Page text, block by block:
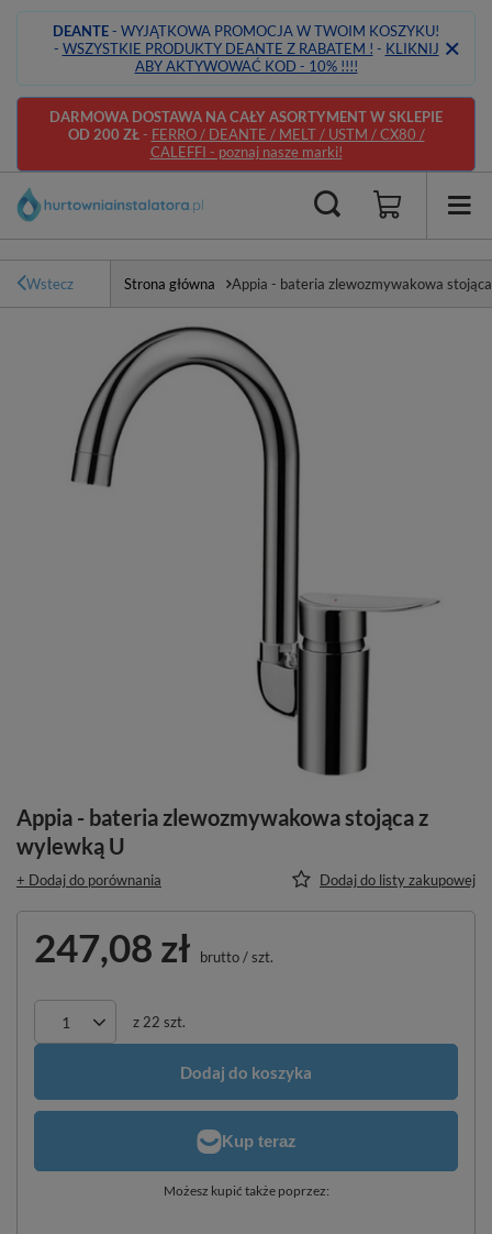
DEANTE- WYJĄTKOWA PROMOCJA W TWOIM KOSZYKU!
- WSZYSTKIE PRODUKTY DEANTE Z RABATEM ! - KLIKNIJ
ABY AKTYWOWAĆ KOD - 10% !!!!
DARMOWA DOSTAWA NA CAŁY ASORTYMENT W SKLEPIE
OD 200 ZŁ- FERRO / DEANTE / MELT / USTM / CX80 /
CALEFFI - poznaj nasze marki!
Wstecz Strona główna Appia - bateria zlewozmywakowa
Appia - bateria zlewozmywakowa stojąca z
wylewką U
+ Dodaj do porównania Dodaj do listy zakupowej
247,08 zł brutto/szt.
z 22 szt.
Dodaj do koszyka
Możesz kupić także poprzez: